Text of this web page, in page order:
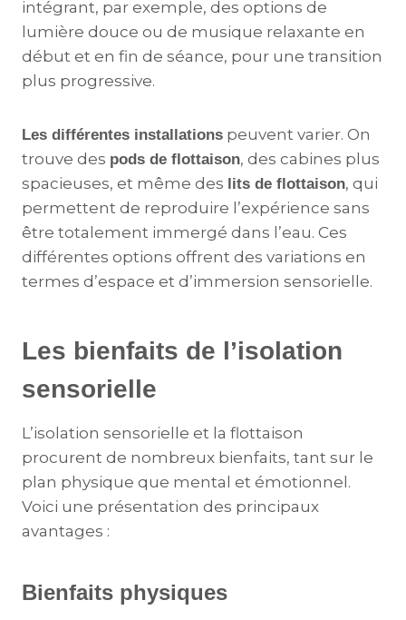
intégrant, par exemple, des options de
lumière douce ou de musique relaxante en
début et en fin de séance, pour une transition
plus progressive​.
Les différentes installations peuvent varier. On
trouve des pods de flottaison, des cabines plus
spacieuses, et même des lits de flottaison, qui
permettent de reproduire l’expérience sans
être totalement immergé dans l’eau. Ces
différentes options offrent des variations en
termes d’espace et d’immersion sensorielle​.
Les bienfaits de l’isolation
sensorielle
L’isolation sensorielle et la flottaison
procurent de nombreux bienfaits, tant sur le
plan physique que mental et émotionnel.
Voici une présentation des principaux
avantages :
Bienfaits physiques